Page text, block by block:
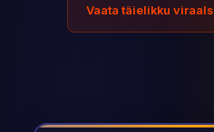
Vaata täielikku